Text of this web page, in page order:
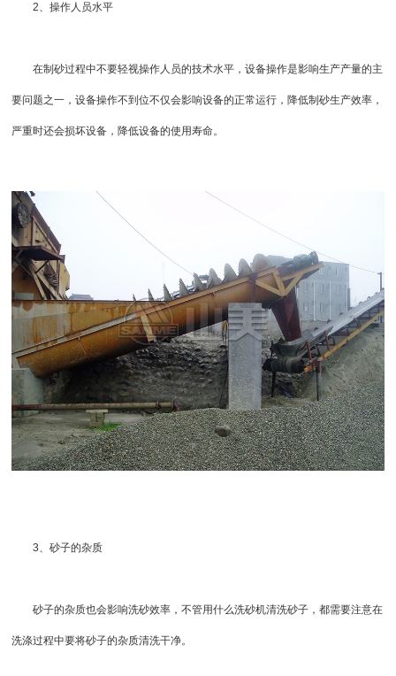
2、操作人员水平
在制砂过程中不要轻视操作人员的技术水平，设备操作是影响生产产量的主
要问题之一，设备操作不到位不仅会影响设备的正常运行，降低制砂生产效率，
严重时还会损坏设备，降低设备的使用寿命。
3、砂子的杂质
砂子的杂质也会影响洗砂效率，不管用什么洗砂机清洗砂子，都需要注意在
洗涤过程中要将砂子的杂质清洗干净。